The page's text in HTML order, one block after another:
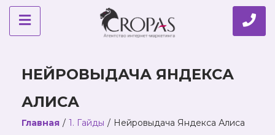
НЕЙРОВЫДАЧА ЯНДЕКСА
АЛИСА
Главная / 1. Гайды / Нейровыдача Яндекса Алиса